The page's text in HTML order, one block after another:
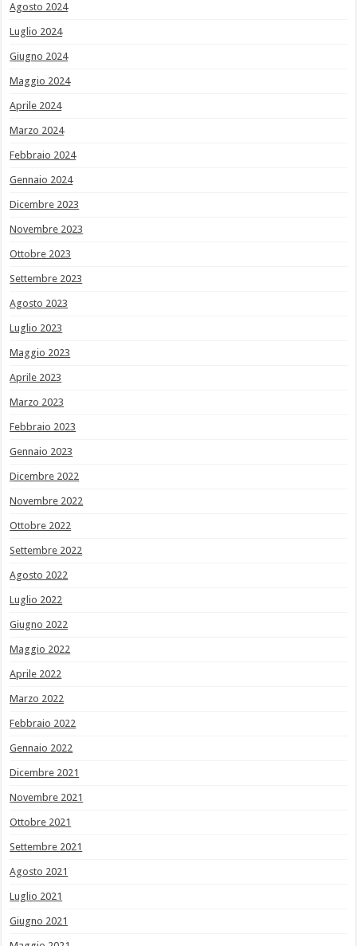
Agosto 2024
Luglio 2024
Giugno 2024
Maggio 2024
Aprile 2024
Marzo 2024
Febbraio 2024
Gennaio 2024
Dicembre 2023
Novembre 2023
Ottobre 2023
Settembre 2023
Agosto 2023
Luglio 2023
Maggio 2023
Aprile 2023
Marzo 2023
Febbraio 2023
Gennaio 2023
Dicembre 2022
Novembre 2022
Ottobre 2022
Settembre 2022
Agosto 2022
Luglio 2022
Giugno 2022
Maggio 2022
Aprile 2022
Marzo 2022
Febbraio 2022
Gennaio 2022
Dicembre 2021
Novembre 2021
Ottobre 2021
Settembre 2021
Agosto 2021
Luglio 2021
Giugno 2021